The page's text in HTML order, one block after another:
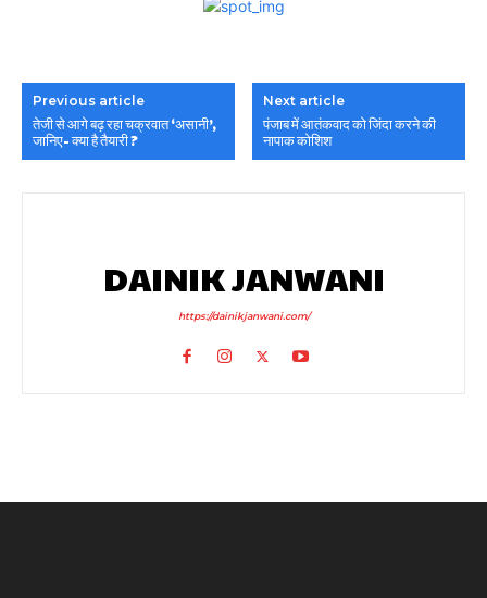
Previous article
तेजी से आगे बढ़ रहा चक्रवात ‘असानी’,
जानिए- क्या है तैयारी ?
Next article
पंजाब में आतंकवाद को जिंदा करने की
नापाक कोशिश
DAINIK JANWANI
https://dainikjanwani.com/